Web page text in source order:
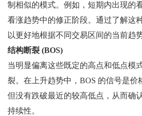
制相似的模式。例如，短期内出现的
看涨趋势中的修正阶段。通过了解这
以更好地根据不同交易区间的当前趋
结构断裂 (BOS)
当明显偏离这些既定的高点和低点模
裂。在上升趋势中，BOS 的信号是价
但没有跌破最近的较高低点，从而确
持续性。